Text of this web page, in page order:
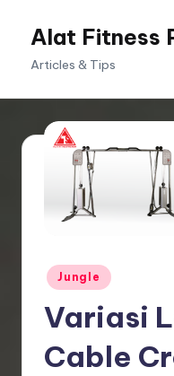
Alat Fitness
Articles & Tips
Posted
in
Jungle
Variasi
Cable